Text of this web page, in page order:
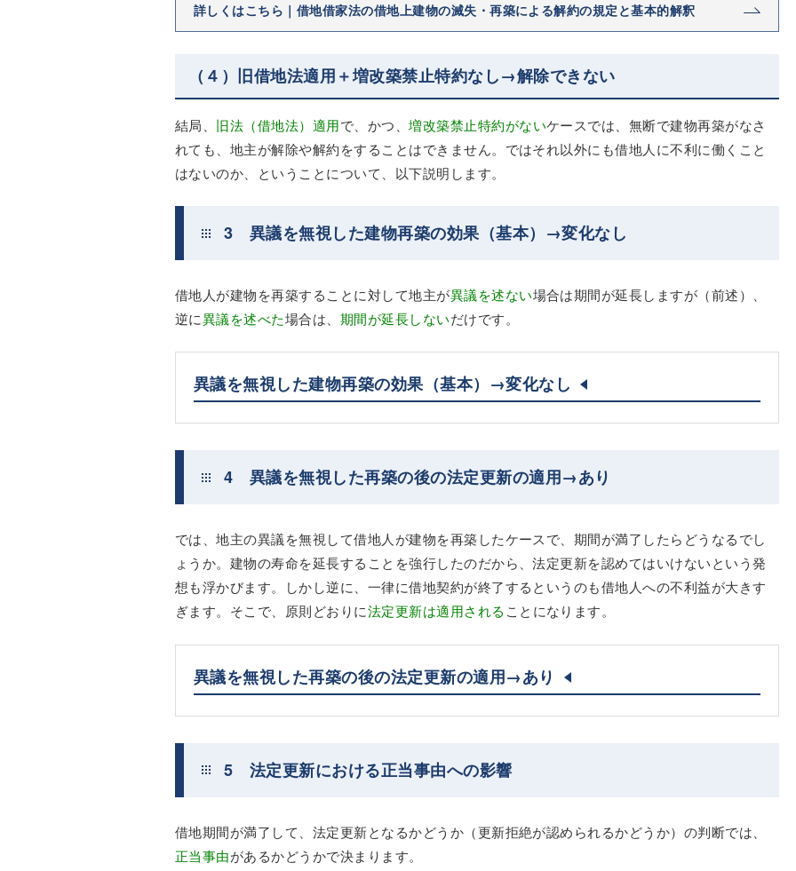
詳しくはこちら｜借地借家法の借地上建物の滅失・再築による解約の規定と基本的解釈
（４）旧借地法適用＋増改築禁止特約なし→解除できない
結局、 旧法（借地法）適用で、かつ、増改築禁止特約がないケースでは、無断で建物再築がなさ
れても、地主が解除や解約をすることはできません。ではそれ以外にも借地人に不利に働くこと
はないのか、ということについて、以下説明します。
3 異議を無視した建物再築の効果（基本）→変化なし
借地人が建物を再築することに対して地主が異議を述ない場合は期間が延長しますが（前述）、
逆に異議を述べた場合は、 期間が延長しないだけです。
異議を無視した建物再築の効果（基本）→変化なし
4 異議を無視した再築の後の法定更新の適用→あり
では、地主の異議を無視して借地人が建物を再築したケースで、期間が満了したらどうなるでし
ょうか。建物の寿命を延長することを強行したのだから、法定更新を認めてはいけないという発
想も浮かびます。しかし逆に、一律に借地契約が終了するというのも借地人への不利益が大きす
ぎます。そこで、原則どおりに法定更新は適用される ことになります。
異議を無視した再築の後の法定更新の適用→あり
5 法定更新における正当事由への影響
借地期間が満了して、法定更新となるかどうか（更新拒絶が認められるかどうか）の判断では、
正当事由があるかどうかで決まります。